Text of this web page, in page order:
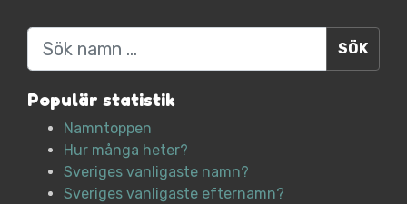
Sök
Populär statistik
Namntoppen
Hur många heter?
Sveriges vanligaste namn?
Sveriges vanligaste efternamn?